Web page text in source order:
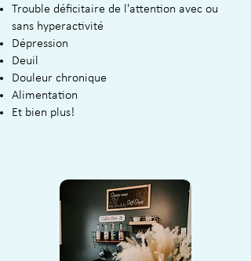
Trouble déficitaire de l'attention avec ou
sans hyperactivité
​Dépression
Deuil
Douleur chronique
Alimentation
Et bien plus!